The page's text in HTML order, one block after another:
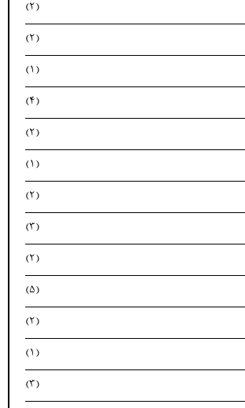
(2)
(2)
(1)
(4)
(2)
(1)
(2)
(3)
(2)
(5)
(2)
(1)
(3)